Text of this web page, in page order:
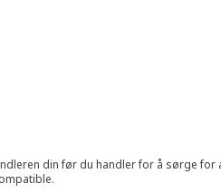
din før du handler for å sørge for